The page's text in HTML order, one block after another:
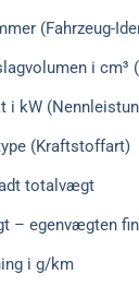
(Fahrzeug-
i cm³
i kW
(Kraftstoffart)
totalvægt
– egenvægten
i g/km